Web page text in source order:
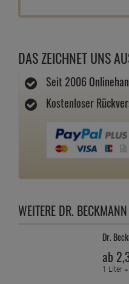
DAS ZEICHNET UNS
Seit 2006
Kostenloser
WEITERE DR.
Dr.
ab 2,
1 Liter =